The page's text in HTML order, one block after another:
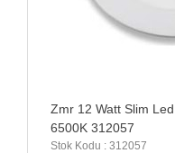
Zmr 12 Watt Slim
6500K 312057
Stok Kodu : 312057